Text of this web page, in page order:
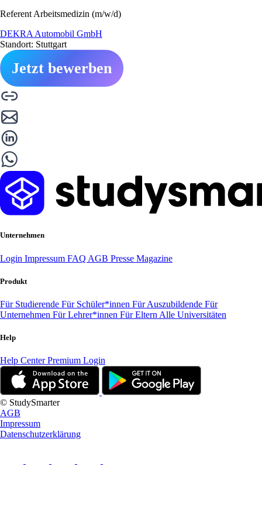
Referent Arbeitsmedizin (m/w/d)
DEKRA Automobil GmbH
Standort: Stuttgart
Jetzt bewerben
Unternehmen
Login Impressum FAQ AGB Presse Magazine
Produkt
Für Studierende Für Schüler*innen Für Auszubildende Für
Unternehmen Für Lehrer*innen Für Eltern Alle Universitäten
Help
Help CenterPremium Login
© StudySmarter
AGB
Impressum
Datenschutzerklärung